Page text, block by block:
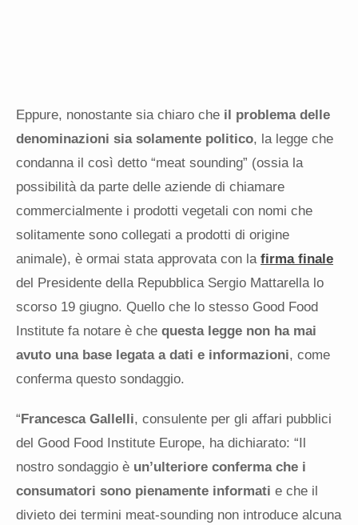
Eppure, nonostante sia chiaro che il problema delle
denominazioni sia solamente politico, la legge che
condanna il così detto “meat sounding” (ossia la
possibilità da parte delle aziende di chiamare
commercialmente i prodotti vegetali con nomi che
solitamente sono collegati a prodotti di origine
animale), è ormai stata approvata con la firma finale
del Presidente della Repubblica Sergio Mattarella lo
scorso 19 giugno. Quello che lo stesso Good Food
Institute fa notare è che questa legge non ha mai
avuto una base legata a dati e informazioni, come
conferma questo sondaggio.
“ Francesca Gallelli, consulente per gli affari pubblici
del Good Food Institute Europe, ha dichiarato: “Il
nostro sondaggio è un’ulteriore conferma che i
consumatori sono pienamente informati e che il
divieto dei termini meat-sounding non introduce alcuna